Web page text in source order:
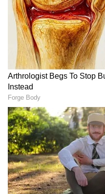
ஏசியாநெட்